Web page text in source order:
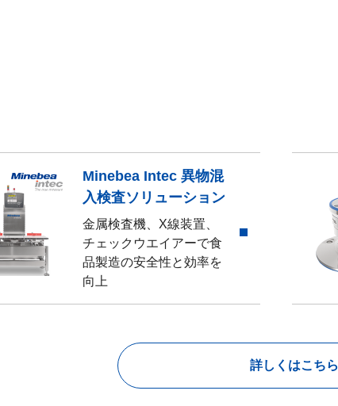
Minebea Intec 異物混
入検査ソリューション
金属検査機、X線装置、
チェックウエイアーで食
品製造の安全性と効率を
向上
詳しくはこちら